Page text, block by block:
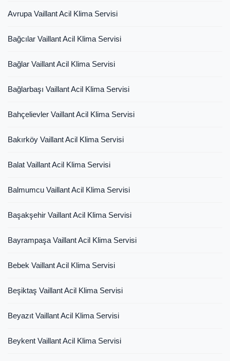
Avrupa Vaillant Acil Klima Servisi
Bağcılar Vaillant Acil Klima Servisi
Bağlar Vaillant Acil Klima Servisi
Bağlarbaşı Vaillant Acil Klima Servisi
Bahçelievler Vaillant Acil Klima Servisi
Bakırköy Vaillant Acil Klima Servisi
Balat Vaillant Acil Klima Servisi
Balmumcu Vaillant Acil Klima Servisi
Başakşehir Vaillant Acil Klima Servisi
Bayrampaşa Vaillant Acil Klima Servisi
Bebek Vaillant Acil Klima Servisi
Beşiktaş Vaillant Acil Klima Servisi
Beyazıt Vaillant Acil Klima Servisi
Beykent Vaillant Acil Klima Servisi